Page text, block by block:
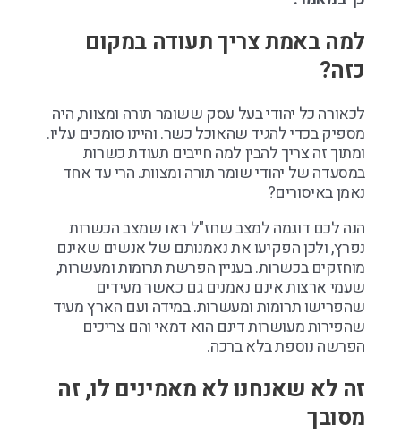
למה באמת צריך תעודה במקום
כזה?
לכאורה כל יהודי בעל עסק ששומר תורה ומצוות, היה
מספיק בכדי להגיד שהאוכל כשר. והיינו סומכים עליו.
ומתוך זה צריך להבין למה חייבים תעודת כשרות
במסעדה של יהודי שומר תורה ומצוות. הרי עד אחד
נאמן באיסורים?
הנה לכם דוגמה למצב שחז"ל ראו שמצב הכשרות
נפרץ, ולכן הפקיעו את נאמנותם של אנשים שאינם
מוחזקים בכשרות. בעניין הפרשת תרומות ומעשרות,
שעמי ארצות אינם נאמנים גם כאשר מעידים
שהפרישו תרומות ומעשרות. במידה ועם הארץ מעיד
שהפירות מעושרות דינם הוא דמאי והם צריכים
הפרשה נוספת בלא ברכה.
זה לא שאנחנו לא מאמינים לו, זה
מסובך